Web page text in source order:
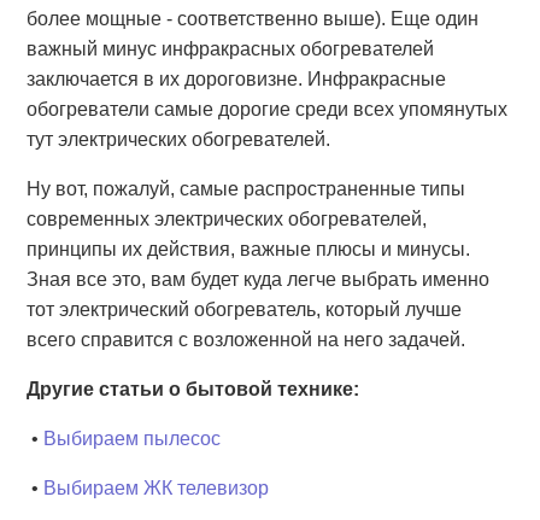
более мощные - соответственно выше). Еще один
важный минус инфракрасных обогревателей
заключается в их дороговизне. Инфракрасные
обогреватели самые дорогие среди всех упомянутых
тут электрических обогревателей.
Ну вот, пожалуй, самые распространенные типы
современных электрических обогревателей,
принципы их действия, важные плюсы и минусы.
Зная все это, вам будет куда легче выбрать именно
тот электрический обогреватель, который лучше
всего справится с возложенной на него задачей.
Другие статьи о бытовой технике:
• Выбираем пылесос
• Выбираем ЖК телевизор